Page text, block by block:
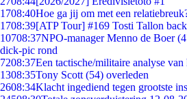
1708:40Hoe ga jij om met een
1708:39[ATP Tour] #169 Tosti Tallon
10708:37NPO-manager Menno de Boer
dick-pic rond
7208:37Een tactische/militaire analyse
1308:35Tony Scott (54) overleden
2608:34Klacht ingediend tegen grootste